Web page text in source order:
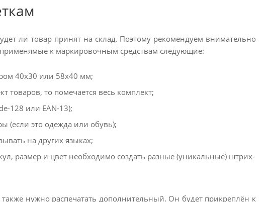
ли товар принят на склад. Поэтому рекомендуем внимательно
к маркировочным средствам следующие:
40x30 или 58x40 мм;
товаров, то помечается весь комплект;
128 или EAN-13);
(если это одежда или обувь);
на других языках;
размер и цвет необходимо создать разные (уникальные) штрих-
нужно распечатать дополнительный. Он будет прикреплён к